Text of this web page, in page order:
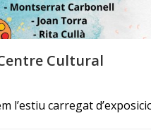
Cultural
l’estiu carregat